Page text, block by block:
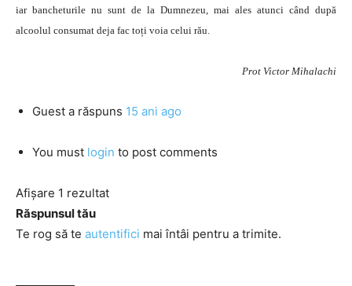
iar bancheturile nu sunt de la Dumnezeu, mai ales atunci când după
alcoolul consumat deja fac toți voia celui rău.
Prot Victor Mihalachi
Guest a răspuns 15 ani ago
You must login to post comments
Afișare 1 rezultat
Răspunsul tău
Te rog să te autentifici mai întâi pentru a trimite.